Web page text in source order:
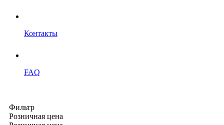
Контакты
FAQ
Фильтр
Розничная цена